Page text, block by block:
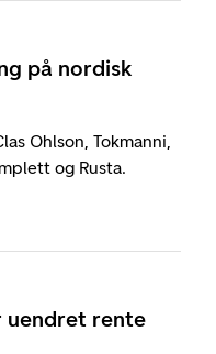
på nordisk
Ohlson, Tokmanni,
og Rusta.
uendret rente